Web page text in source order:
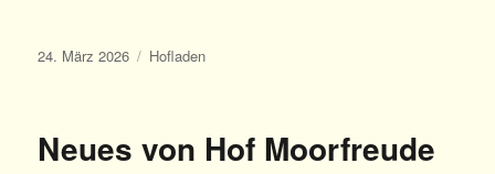
Veröffentlicht
24. März 2026 Kategorien
Hofladen
Neues von Hof Moorfreude